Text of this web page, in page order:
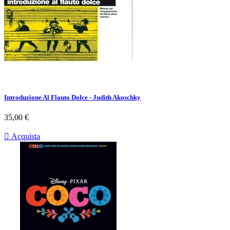
Introduzione Al Flauto Dolce - Judith Akoschky
Prezzo
35,00 €
 Acquista